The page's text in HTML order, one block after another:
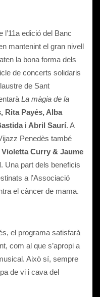
edició del Banc
mantenint el gran nivell
la bona forma dels
de concerts solidaris
de Sant
La màgia de la
Rita Payés, Alba
i Abril Saurí. A
Penedès també
Violetta Curry & Jaume
. Una part dels beneficis
a l’Associació
el càncer de mama.
el programa satisfarà
com al que s’apropi a
Això sí, sempre
de vi i cava del